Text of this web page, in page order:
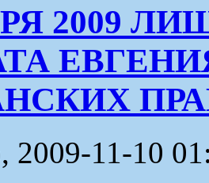
2009
2009-11-10